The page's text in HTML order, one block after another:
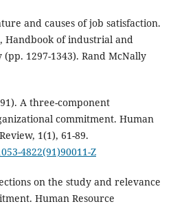
and causes of job satisfaction.
Handbook of industrial and
1297-1343). Rand McNally
A three-component
commitment. Human
1(1), 61-89.
4822(91)90011-Z
on the study and relevance
Human Resource